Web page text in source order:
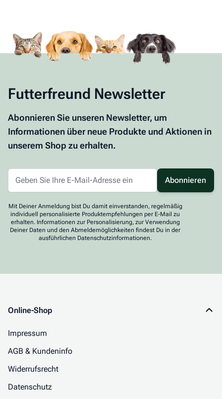
Futterfreund Newsletter
Abonnieren Sie unseren Newsletter, um
Informationen über neue Produkte und Aktionen in
unserem Shop zu erhalten.
Abonnieren
Mit Deiner Anmeldung bist Du damit einverstanden, regelmäßig
individuell personalisierte Produktempfehlungen per E-Mail zu
erhalten. Informationen zur Personalisierung, zur Verwendung
Deiner Daten und den Abmeldemöglichkeiten findest Du in der
ausführlichen Datenschutzinformationen.
Online-Shop
Impressum
AGB & Kundeninfo
Widerrufsrecht
Datenschutz